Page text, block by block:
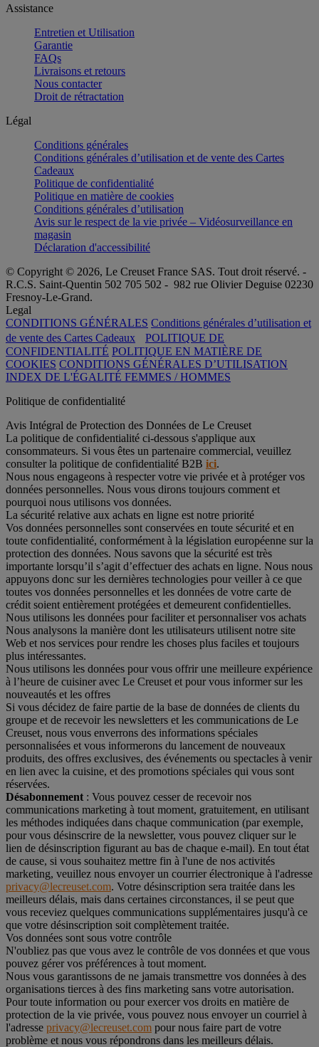
Assistance
Entretien et Utilisation
Garantie
FAQs
Livraisons et retours
Nous contacter
Droit de rétractation
Légal
Conditions générales
Conditions générales d’utilisation et de vente des Cartes
Cadeaux
Politique de confidentialité
Politique en matière de cookies
Conditions générales d’utilisation
Avis sur le respect de la vie privée – Vidéosurveillance en
magasin
Déclaration d'accessibilité
© Copyright © 2026, Le Creuset France SAS. Tout droit réservé. -
R.C.S. Saint-Quentin 502 705 502 - 982 rue Olivier Deguise 02230
Fresnoy-Le-Grand.
Legal
CONDITIONS GÉNÉRALES Conditions générales d’utilisation et
de vente des Cartes Cadeaux
POLITIQUE DE
CONFIDENTIALITÉ POLITIQUE EN MATIÈRE DE
COOKIES CONDITIONS GÉNÉRALES D’UTILISATION
INDEX DE L'ÉGALITÉ FEMMES / HOMMES
Politique de confidentialité
Avis Intégral de Protection des Données de Le Creuset
La politique de confidentialité ci-dessous s'applique aux
consommateurs. Si vous êtes un partenaire commercial, veuillez
consulter la politique de confidentialité B2B ici.
Nous nous engageons à respecter votre vie privée et à protéger vos
données personnelles. Nous vous dirons toujours comment et
pourquoi nous utilisons vos données.
La sécurité relative aux achats en ligne est notre priorité
Vos données personnelles sont conservées en toute sécurité et en
toute confidentialité, conformément à la législation européenne sur la
protection des données. Nous savons que la sécurité est très
importante lorsqu’il s’agit d’effectuer des achats en ligne. Nous nous
appuyons donc sur les dernières technologies pour veiller à ce que
toutes vos données personnelles et les données de votre carte de
crédit soient entièrement protégées et demeurent confidentielles.
Nous utilisons les données pour faciliter et personnaliser vos achats
Nous analysons la manière dont les utilisateurs utilisent notre site
Web et nos services pour rendre les choses plus faciles et toujours
plus intéressantes.
Nous utilisons les données pour vous offrir une meilleure expérience
à l’heure de cuisiner avec Le Creuset et pour vous informer sur les
nouveautés et les offres
Si vous décidez de faire partie de la base de données de clients du
groupe et de recevoir les newsletters et les communications de Le
Creuset, nous vous enverrons des informations spéciales
personnalisées et vous informerons du lancement de nouveaux
produits, des offres exclusives, des événements ou spectacles à venir
en lien avec la cuisine, et des promotions spéciales qui vous sont
réservées.
Désabonnement : Vous pouvez cesser de recevoir nos
communications marketing à tout moment, gratuitement, en utilisant
les méthodes indiquées dans chaque communication (par exemple,
pour vous désinscrire de la newsletter, vous pouvez cliquer sur le
lien de désinscription figurant au bas de chaque e-mail). En tout état
de cause, si vous souhaitez mettre fin à l'une de nos activités
marketing, veuillez nous envoyer un courrier électronique à l'adresse
privacy@lecreuset.com. Votre désinscription sera traitée dans les
meilleurs délais, mais dans certaines circonstances, il se peut que
vous receviez quelques communications supplémentaires jusqu'à ce
que votre désinscription soit complètement traitée.
Vos données sont sous votre contrôle
N'oubliez pas que vous avez le contrôle de vos données et que vous
pouvez gérer vos préférences à tout moment.
Nous vous garantissons de ne jamais transmettre vos données à des
organisations tierces à des fins marketing sans votre autorisation.
Pour toute information ou pour exercer vos droits en matière de
protection de la vie privée, vous pouvez nous envoyer un courriel à
l'adresse privacy@lecreuset.com pour nous faire part de votre
problème et nous vous répondrons dans les meilleurs délais.